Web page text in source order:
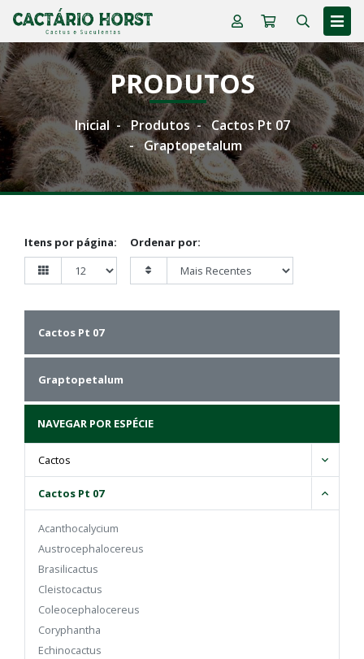
PRODUTOS
Inicial Produtos
Cactos Pt 07
Graptopetalum
Itens por página: Ordenar por:
Cactos Pt 07
Graptopetalum
NAVEGAR POR ESPÉCIE
Cactos
Cactos Pt 07
Acanthocalycium
Austrocephalocereus
Brasilicactus
Cleistocactus
Coleocephalocereus
Coryphantha
Echinocactus